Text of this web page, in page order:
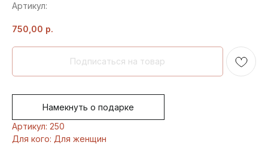
Артикул:
750,00 р.
Намекнуть о подарке
Артикул: 250
Для кого: Для женщин